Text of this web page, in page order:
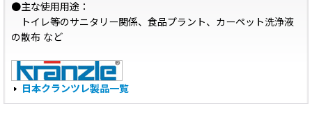
●主な使用用途：
トイレ等のサニタリー関係、食品プラント、カーペット洗浄液
の散布 など
日本クランツレ製品一覧